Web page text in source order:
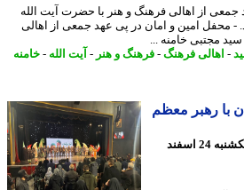
از اهالی فرهنگ و هنر با حضرت آیت الله
امین و امان در پی عهد جمعی از اهالی
خامنه ...
فرهنگ -فرهنگ و هنر-آیت الله-خامنه
رهبر معظم
5 ماه پیش - یکشنبه 24 اسفند